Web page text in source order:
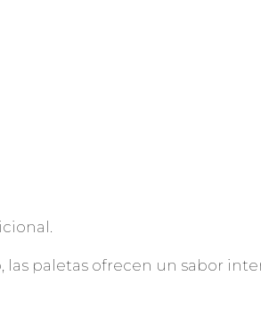
paletas ofrecen un sabor